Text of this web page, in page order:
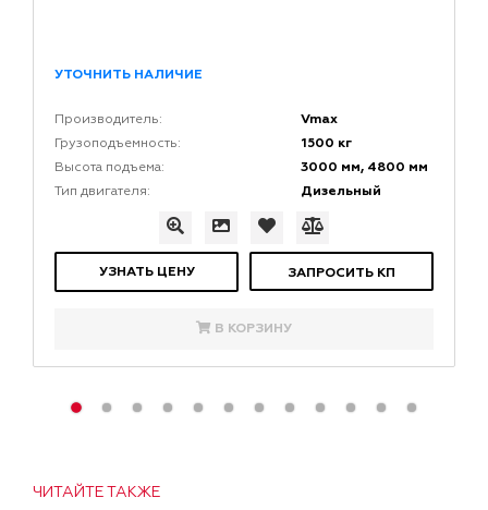
УТОЧНИТЬ НАЛИЧИЕ
Производитель: Vmax
Грузоподъемность: 1500 кг
Высота подъема: 3000 мм, 4800 мм
Тип двигателя: Дизельный
УЗНАТЬ ЦЕНУ ЗАПРОСИТЬ КП
В КОРЗИНУ
ЧИТАЙТЕ ТАКЖЕ